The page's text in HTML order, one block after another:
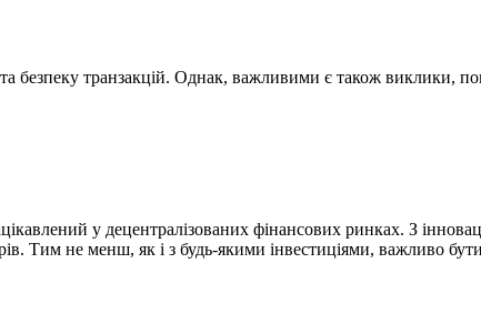
транзакцій. Однак, важливими є також виклики,
у децентралізованих фінансових ринках. З
Тим не менш, як і з будь-якими інвестиціями, важливо